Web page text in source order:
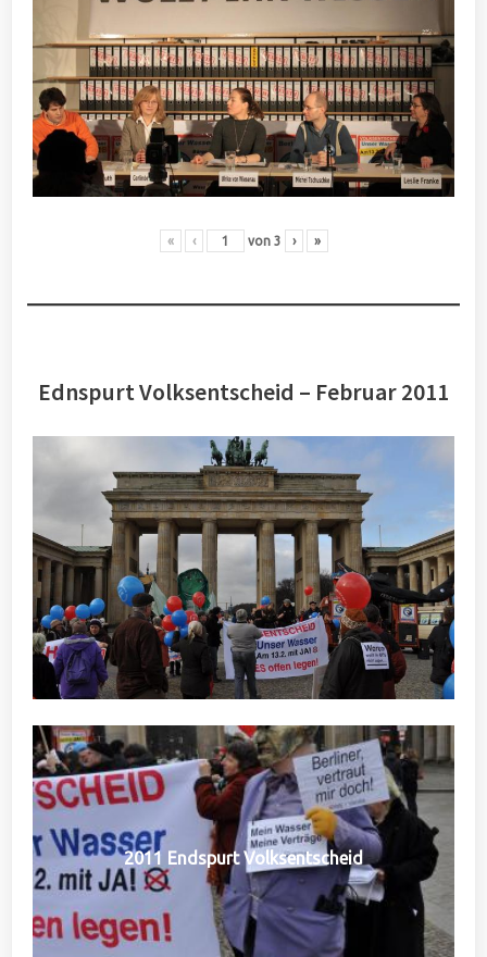
« ‹ von 3 › »
Ednspurt Volksentscheid – Februar 2011
2011 Endspurt Volksentscheid